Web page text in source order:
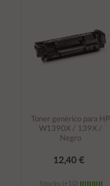
Toner genérico para HP
W1390X / 139X /
Negro
12,40 €
Stocks (+10)